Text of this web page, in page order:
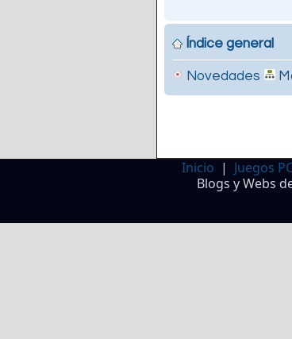
Índice general
Novedades
Inicio | Juegos
Blogs y Webs